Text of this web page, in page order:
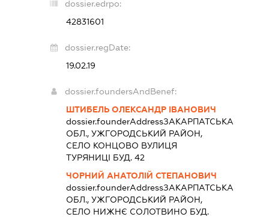
dossier.edrpo:
42831601
dossier.regDate:
19.02.19
dossier.foundersAndBenef:
ШТИБЕЛЬ ОЛЕКСАНДР ІВАНОВИЧ
dossier.founderAddressЗАКАРПАТСЬКА
ОБЛ., УЖГОРОДСЬКИЙ РАЙОН,
СЕЛО КОНЦОВО ВУЛИЦЯ
ТУРЯНИЦІ БУД. 42
ЧОРНИЙ АНАТОЛІЙ СТЕПАНОВИЧ
dossier.founderAddressЗАКАРПАТСЬКА
ОБЛ., УЖГОРОДСЬКИЙ РАЙОН,
СЕЛО НИЖНЄ СОЛОТВИНО БУД.